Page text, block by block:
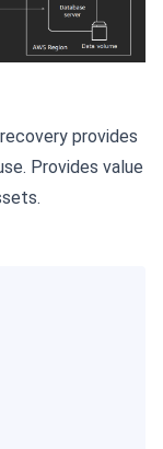
provides
Provides value